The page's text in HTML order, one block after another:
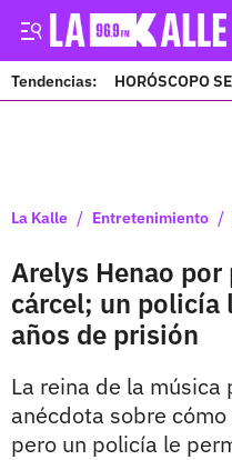
Tendencias: HORÓSCOPO
La Kalle / Entretenimiento /
Arelys Henao por
cárcel; un policía
años de prisión
La reina de la
anécdota sobre
pero un policía le